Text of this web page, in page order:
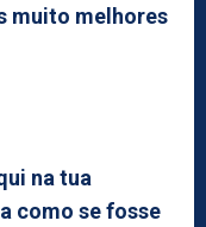
muito melhores
na tua
como se fosse